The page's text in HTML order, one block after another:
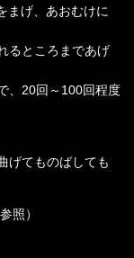
まげ、あおむけに
るところまであげ
、20回～100回程度
げてものばしても
照）